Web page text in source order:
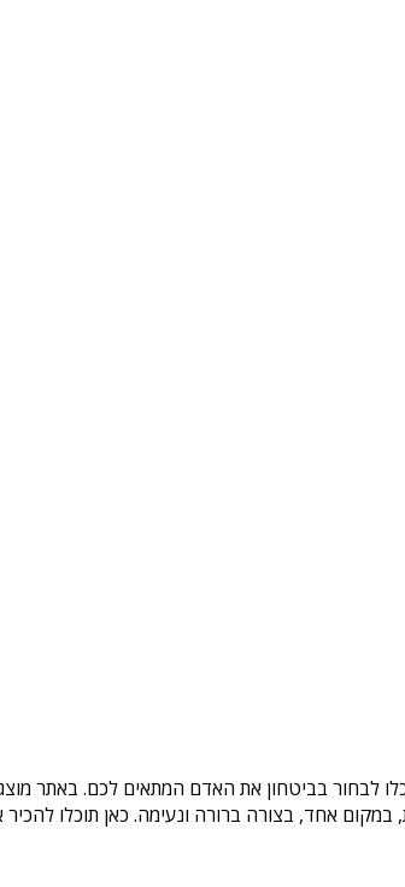
לבחור בביטחון את האדם המתאים לכם. באתר
אחד, בצורה ברורה ונעימה. כאן תוכלו